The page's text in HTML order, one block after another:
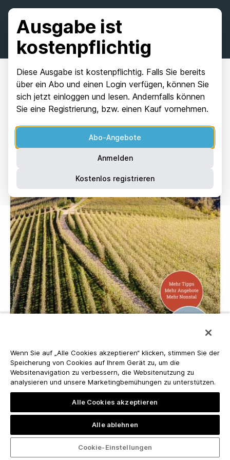
Ausgabe ist
kostenpflichtig
Diese Ausgabe ist kostenpflichtig. Falls Sie bereits
über ein Abo und einen Login verfügen, können Sie
sich jetzt einloggen und lesen. Andernfalls können
Sie eine Registrierung, bzw. einen Kauf vornehmen.
Abo-Angebote
Anmelden
Kostenlos registrieren
Wenn Sie auf „Alle Cookies akzeptieren“ klicken, stimmen Sie der
Speicherung von Cookies auf Ihrem Gerät zu, um die
Websitenavigation zu verbessern, die Websitenutzung zu
analysieren und unsere Marketingbemühungen zu unterstützen.
Alle Cookies akzeptieren
Alle ablehnen
Cookie-Einstellungen